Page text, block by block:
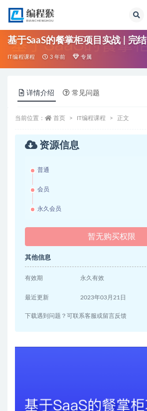
基于SaaS的餐掌柜项目实战 | 完结
IT编程课程 3 年前 专属
详情介绍 常见问题
当前位置： 首页 IT编程课程 正文
资源信息
普通
会员
永久会员
暂无购买权限
其他信息
有效期 永久有效
最近更新 2023年03月21日
下载遇到问题？可联系客服或留言反馈